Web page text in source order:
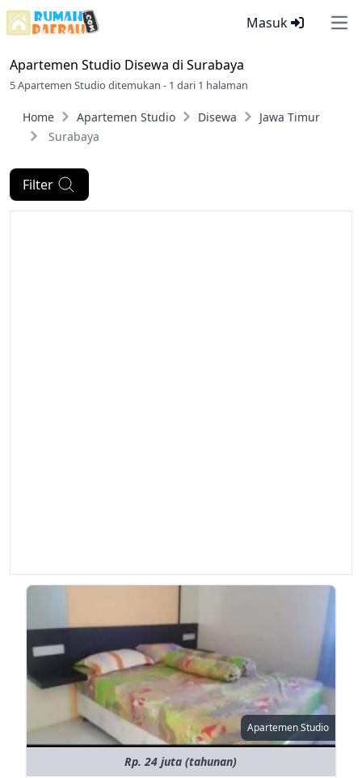
Masuk
Apartemen Studio Disewa di Surabaya
5 Apartemen Studio ditemukan - 1 dari 1 halaman
Home Apartemen Studio Disewa
Jawa Timur
Surabaya
Filter
Apartemen Studio
Rp. 24 juta (tahunan)